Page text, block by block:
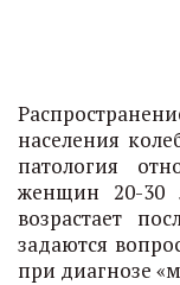
населения
патология
женщин 20-30
возрастает
задаются
при диагнозе